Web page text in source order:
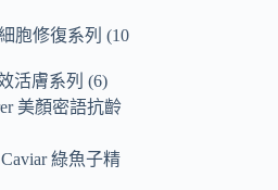
胞修復系列
10
活膚系列
6
美顏密語抗齡
Caviar 綠魚子精